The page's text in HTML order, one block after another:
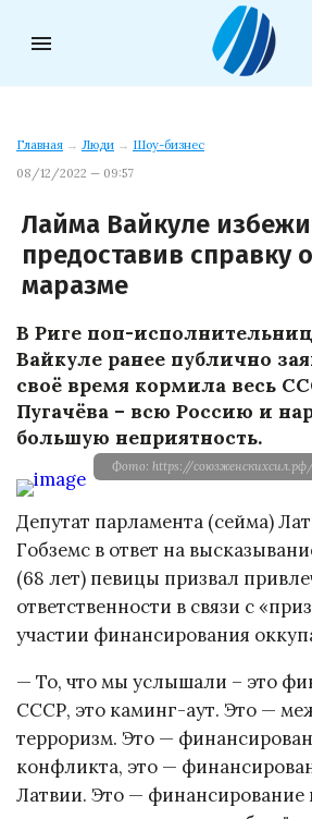
menu
Главная → Люди → Шоу-бизнес
08/12/2022 — 09:57
Лайма Вайкуле
предоставив справку
маразме
В Риге поп-
Вайкуле ранее публично
своё время кормила весь
Пугачёва – всю Россию и
большую неприятность.
Фото: https://союзженскихсил.рф/
Депутат парламента (сейма)
Гобземс в ответ на
(68 лет) певицы призвал
ответственности в связи с
участии финансирования
— То, что мы услышали – это
СССР, это каминг-аут. Это —
терроризм. Это —
конфликта, это —
Латвии. Это — финансирование